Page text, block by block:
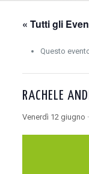
« Tutti gli
Questo
RACHELE
Venerdì 12 giugno